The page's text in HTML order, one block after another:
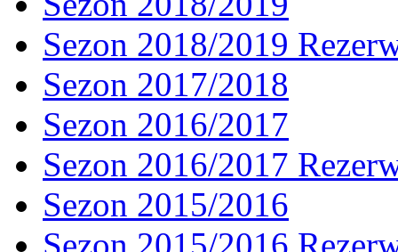
Sezon 2018/2019
Sezon 2017/2018
Sezon 2016/2017
Sezon 2016/2017
Sezon 2015/2016